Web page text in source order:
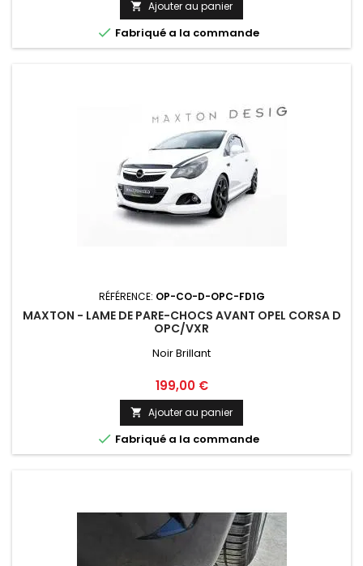
 Ajouter au panier
 Fabriqué a la commande
RÉFÉRENCE: OP-CO-D-OPC-FD1G
MAXTON - LAME DE PARE-CHOCS AVANT OPEL CORSA D
OPC/VXR
Noir Brillant
Prix
199,00 €
 Ajouter au panier
 Fabriqué a la commande